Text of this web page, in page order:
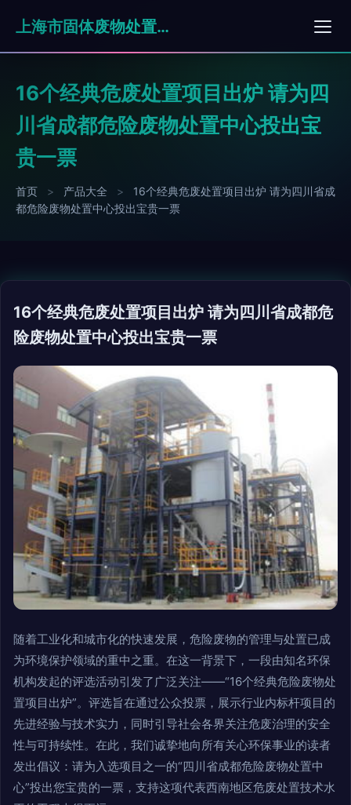
上海市固体废物处置有限公司
16个经典危废处置项目出炉 请为四
川省成都危险废物处置中心投出宝
贵一票
首页 > 产品大全 >
16个经典危废处置项目出炉 请为四川省成
都危险废物处置中心投出宝贵一票
16个经典危废处置项目出炉 请为四川省成都危
险废物处置中心投出宝贵一票
随着工业化和城市化的快速发展，危险废物的管理与处置已成
为环境保护领域的重中之重。在这一背景下，一段由知名环保
机构发起的评选活动引发了广泛关注——“16个经典危险废物处
置项目出炉”。评选旨在通过公众投票，展示行业内标杆项目的
先进经验与技术实力，同时引导社会各界关注危废治理的安全
性与可持续性。在此，我们诚挚地向所有关心环保事业的读者
发出倡议：请为入选项目之一的“四川省成都危险废物处置中
心”投出您宝贵的一票，支持这项代表西南地区危废处置技术水